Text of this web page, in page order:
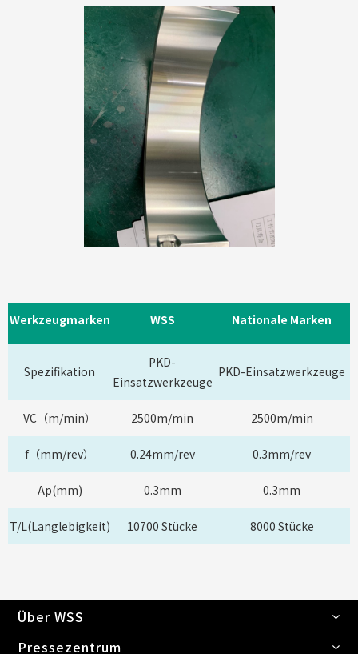
Werkzeugmarken WSS Nationale Marken
Spezifikation
PKD-
Einsatzwerkzeuge
PKD-Einsatzwerkzeuge
VC（m/min） 2500m/min 2500m/min
f（mm/rev） 0.24mm/rev 0.3mm/rev
Ap(mm) 0.3mm 0.3mm
T/L(Langlebigkeit) 10700 Stücke 8000 Stücke
Über WSS
Pressezentrum